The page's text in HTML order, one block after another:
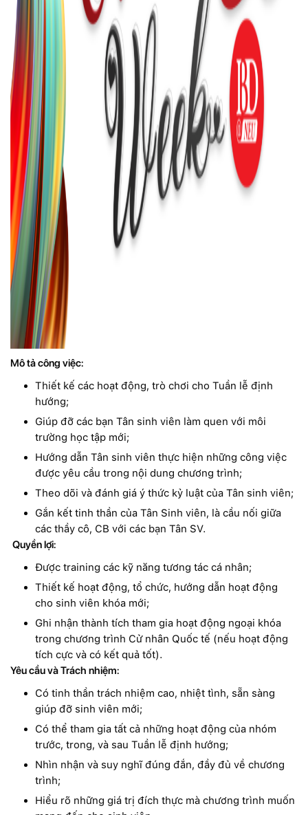
Mô tả công việc:
Thiết kế các hoạt động, trò chơi cho Tuần lễ định
hướng;
Giúp đỡ các bạn Tân sinh viên làm quen với môi
trường học tập mới;
Hướng dẫn Tân sinh viên thực hiện những công việc
được yêu cầu trong nội dung chương trình;
Theo dõi và đánh giá ý thức kỷ luật của Tân sinh viên;
Gắn kết tinh thần của Tân Sinh viên, là cầu nối giữa
các thầy cô, CB với các bạn Tân SV.
Quyền lợi:
Được training các kỹ năng tương tác cá nhân;
Thiết kế hoạt động, tổ chức, hướng dẫn hoạt động
cho sinh viên khóa mới;
Ghi nhận thành tích tham gia hoạt động ngoại khóa
trong chương trình Cử nhân Quốc tế (nếu hoạt động
tích cực và có kết quả tốt).
Yêu cầu và Trách nhiệm:
Có tinh thần trách nhiệm cao, nhiệt tình, sẵn sàng
giúp đỡ sinh viên mới;
Có thể tham gia tất cả những hoạt động của nhóm
trước, trong, và sau Tuần lễ định hướng;
Nhìn nhận và suy nghĩ đúng đắn, đầy đủ về chương
trình;
Hiểu rõ những giá trị đích thực mà chương trình muốn